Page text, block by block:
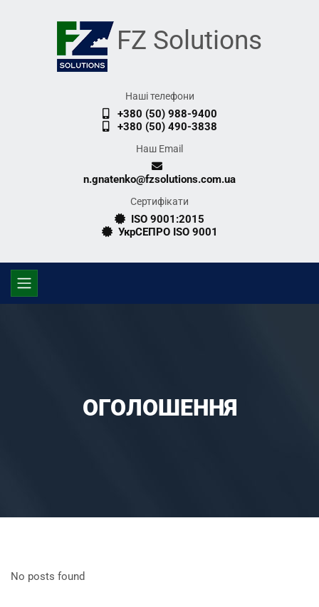
FZ Solutions
Наші телефони
+380 (50) 988-9400
+380 (50) 490-3838
Наш Email
n.gnatenko@fzsolutions.com.ua
Сертифікати
ISO 9001:2015
УкрСЕПРО ISO 9001
ОГОЛОШЕННЯ
No posts found